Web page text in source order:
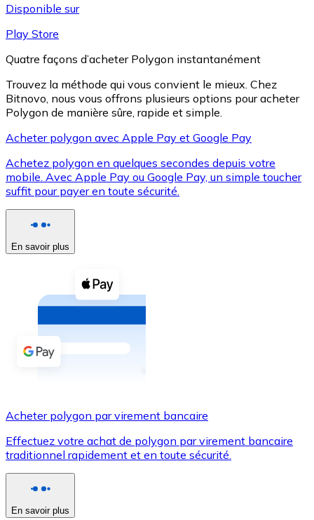
XRP
XRP
Voir toutes
Coupons crypto
Achetez des cryptomonnaies en espèces et d'autres
Acheter avec espèces
Virement SEPA
Carte de crédit / débit
Utilisez les cartes Visa et Mastercard pour acheter
Acheter avec carte
Disponible sur
Play Store
Quatre façons d’acheter Polygon instantanément
Trouvez la méthode qui vous convient le mieux. Chez
Bitnovo, nous vous offrons plusieurs options pour acheter
Polygon de manière sûre, rapide et simple.
Acheter polygon avec Apple Pay et Google Pay
Achetez polygon en quelques secondes depuis votre
mobile. Avec Apple Pay ou Google Pay, un simple toucher
suffit pour payer en toute sécurité.
En savoir plus
Acheter polygon par virement bancaire
Effectuez votre achat de polygon par virement bancaire
traditionnel rapidement et en toute sécurité.
En savoir plus